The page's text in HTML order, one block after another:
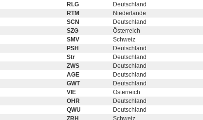
RLG
Deutschland
RTM
Niederlande
SCN
Deutschland
SZG
Österreich
SMV
Schweiz
PSH
Deutschland
Str
Deutschland
ZWS
Deutschland
AGE
Deutschland
GWT
Deutschland
VIE
Österreich
OHR
Deutschland
QWU
Deutschland
ZRH Schweiz